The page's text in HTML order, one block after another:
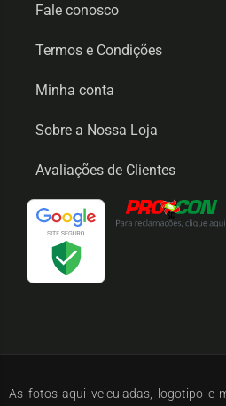
Fale conosco
Termos e Condições
Minha conta
Sobre a Nossa Loja
Avaliações de Clientes
As fotos aqui veiculadas, logotipo e